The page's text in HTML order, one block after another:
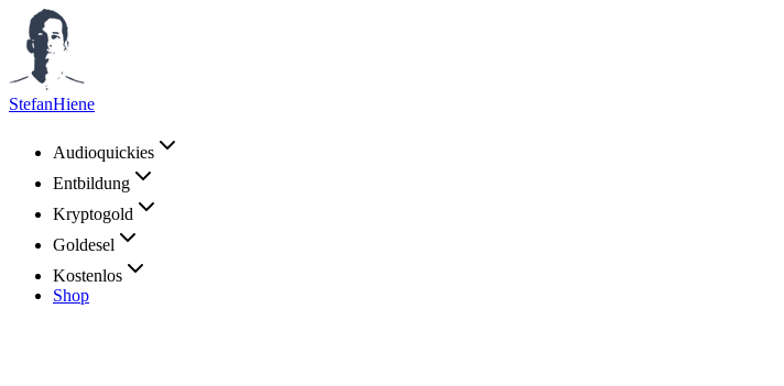
StefanHiene
Audioquickies
Entbildung
Kryptogold
Goldesel
Kostenlos
Shop